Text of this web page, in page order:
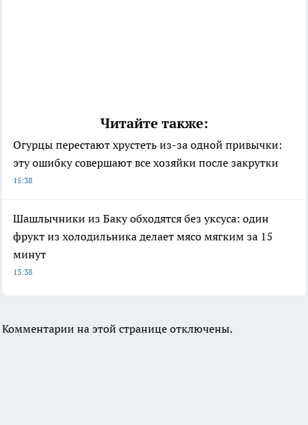
Читайте также:
Огурцы перестают хрустеть из-за одной привычки:
эту ошибку совершают все хозяйки после закрутки
15:38
Шашлычники из Баку обходятся без уксуса: один
фрукт из холодильника делает мясо мягким за 15
минут
13:38
Комментарии на этой странице отключены.